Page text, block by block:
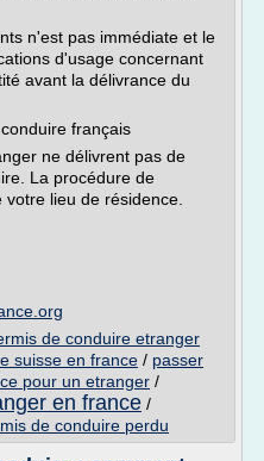
n'est pas immédiate et le
d'usage concernant
avant la délivrance du
français
ne délivrent pas de
La procédure de
lieu de résidence.
de conduire etranger
suisse en france / passer
pour un etranger /
en france /
de conduire perdu